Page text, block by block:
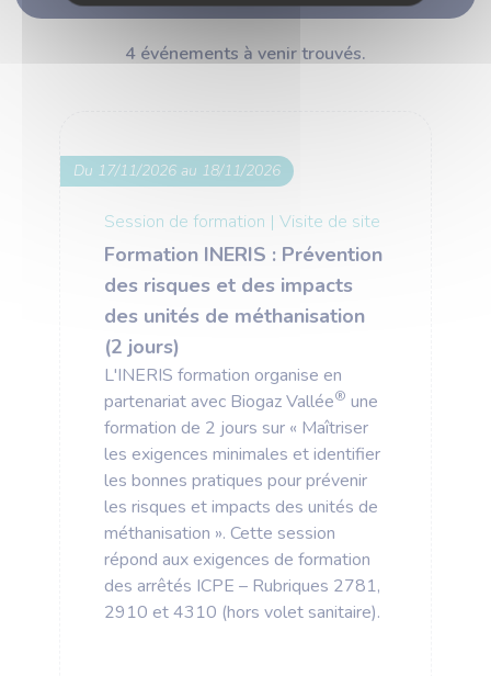
4 événements à venir trouvés.
Du 17/11/2026 au 18/11/2026
Session de formation | Visite de site
Formation INERIS : Prévention
des risques et des impacts
des unités de méthanisation
(2 jours)
L'INERIS formation organise en
partenariat avec Biogaz Vallée® une
formation de 2 jours sur « Maîtriser
les exigences minimales et identifier
les bonnes pratiques pour prévenir
les risques et impacts des unités de
méthanisation ». Cette session
répond aux exigences de formation
des arrêtés ICPE – Rubriques 2781,
2910 et 4310 (hors volet sanitaire).